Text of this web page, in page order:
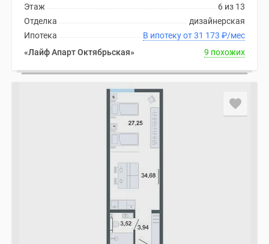
6 из 13
Этаж
дизайнерская
Отделка
В ипотеку от 31 173 ₽/мес
Ипотека
«Лайф Апарт Октябрьская»
9 похожих